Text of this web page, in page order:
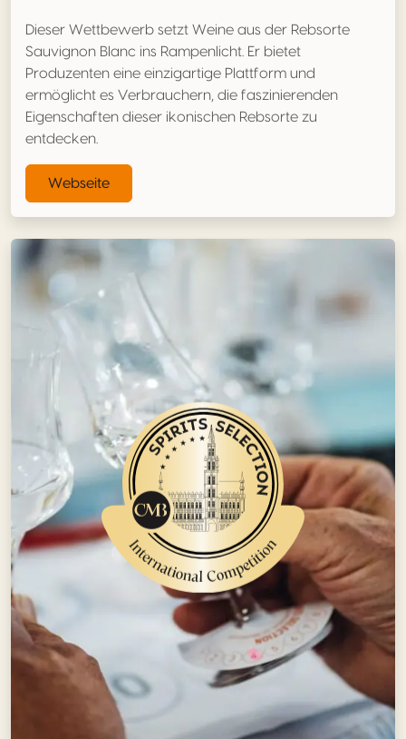
Dieser Wettbewerb setzt Weine aus der Rebsorte
Sauvignon Blanc ins Rampenlicht. Er bietet
Produzenten eine einzigartige Plattform und
ermöglicht es Verbrauchern, die faszinierenden
Eigenschaften dieser ikonischen Rebsorte zu
entdecken.
Webseite